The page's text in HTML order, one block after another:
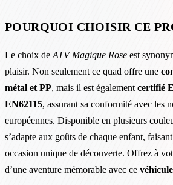
POURQUOI CHOISIR CE
Le choix deATV Magique Rose est
plaisir. Non seulement ce quad offre une
métal et PP, mais il est égalementcertifié
EN62115, assurant sa conformité avec les
européennes. Disponible en plusieurs
s’adapte aux goûts de chaque enfant,
occasion unique de découverte. Offrez à
d’une aventure mémorable avec ce